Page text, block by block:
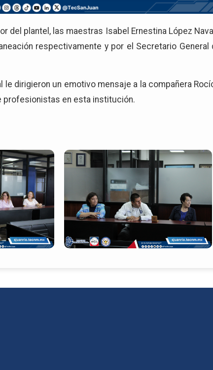
del plantel, las maestras Isabel Ernestina López
respectivamente y por el Secretario General
dirigieron un emotivo mensaje a la compañera
profesionistas en esta institución.